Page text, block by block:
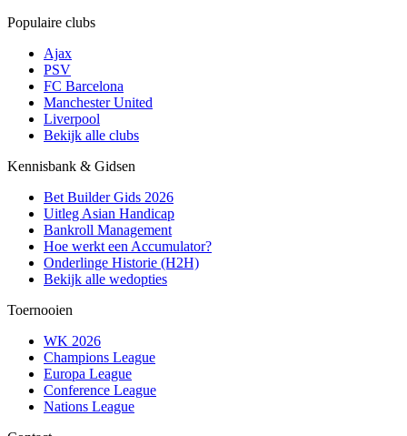
Populaire clubs
Ajax
PSV
FC Barcelona
Manchester United
Liverpool
Bekijk alle clubs
Kennisbank & Gidsen
Bet Builder Gids 2026
Uitleg Asian Handicap
Bankroll Management
Hoe werkt een Accumulator?
Onderlinge Historie (H2H)
Bekijk alle wedopties
Toernooien
WK 2026
Champions League
Europa League
Conference League
Nations League